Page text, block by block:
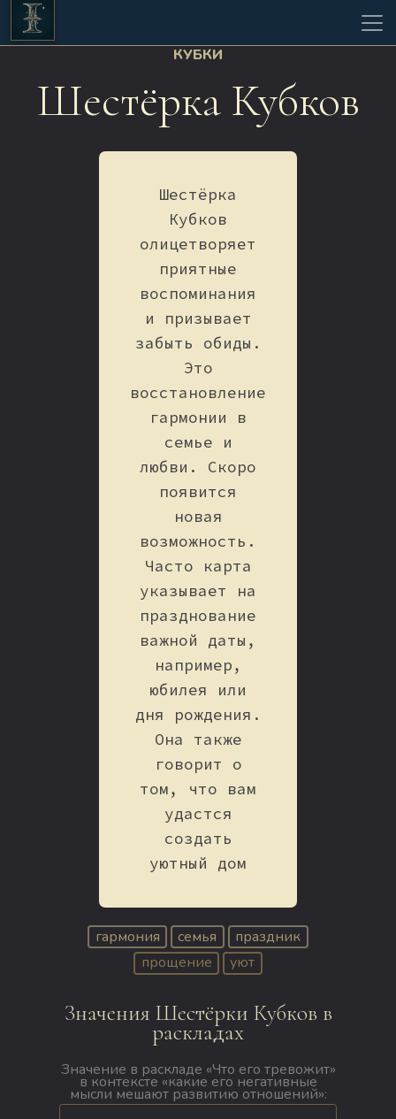
КУБКИ
Шестёрка Кубков
Шестёрка
Кубков
олицетворяет
приятные
воспоминания
и призывает
забыть обиды.
Это
восстановление
гармонии в
семье и
любви. Скоро
появится
новая
возможность.
Часто карта
указывает на
празднование
важной даты,
например,
юбилея или
дня рождения.
Она также
говорит о
том, что вам
удастся
создать
уютный дом
гармония семья
праздник
прощение
уют
Значения Шестёрки Кубков в
раскладах
Значение в раскладе «Что его тревожит»
в контексте «какие его негативные
мысли мешают развитию отношений»: